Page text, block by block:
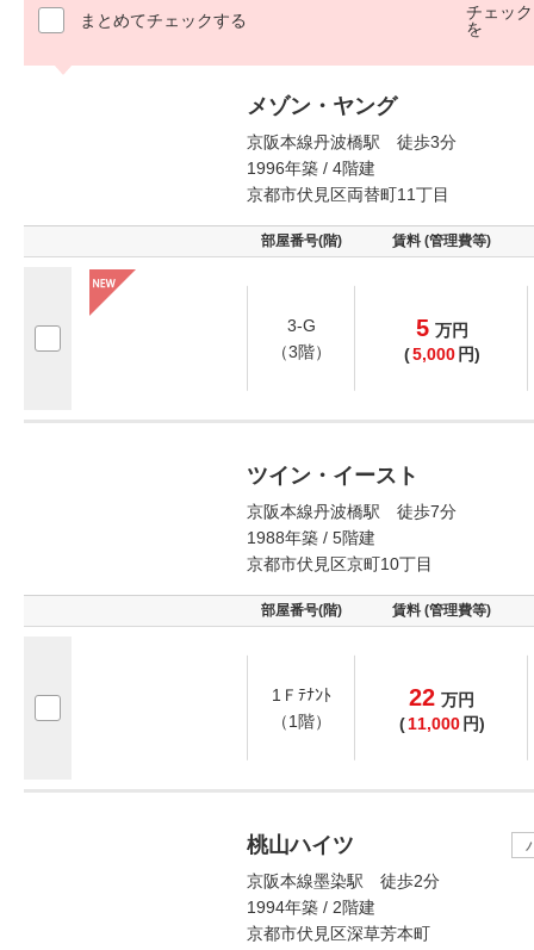
まとめてチェックする
チェッ
を
メゾン・ヤング
京阪本線丹波橋駅 徒歩3分
1996年築 / 4階建
京都市伏見区両替町11丁目
部屋番号(階) 賃料 (管理費等)
3-G
（3階）
5 万円
(5,000 円)
ツイン・イースト
京阪本線丹波橋駅 徒歩7分
1988年築 / 5階建
京都市伏見区京町10丁目
部屋番号(階) 賃料 (管理費等)
1Ｆﾃﾅﾝﾄ
（1階）
22 万円
( 11,000 円)
桃山ハイツ
京阪本線墨染駅 徒歩2分
1994年築 / 2階建
京都市伏見区深草芳本町